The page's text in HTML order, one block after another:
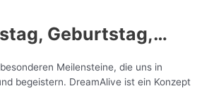
Geburtstag,…
Meilensteine, die uns in
begeistern. DreamAlive ist ein Konzept